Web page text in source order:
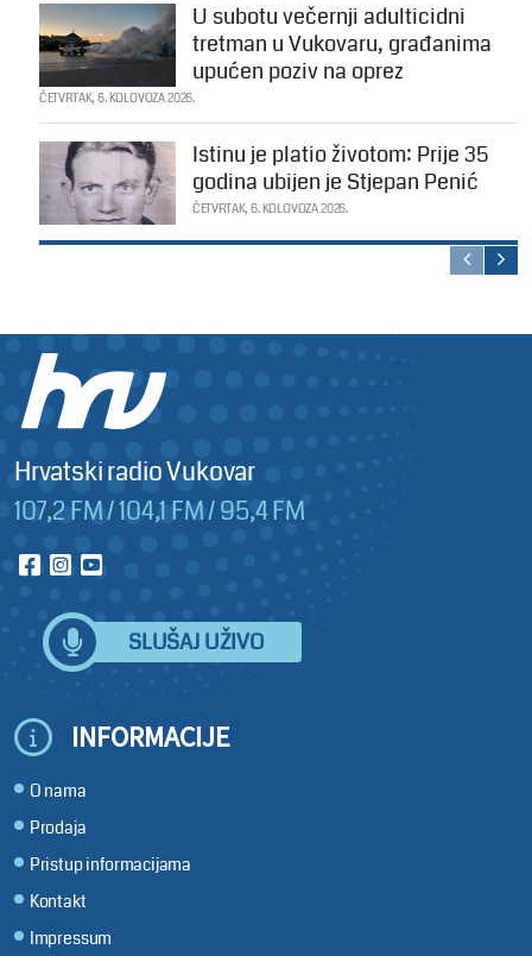
U subotu večernji adulticidni
tretman u Vukovaru, građanima
upućen poziv na oprez
ČETVRTAK, 6. KOLOVOZA 2026.
Istinu je platio životom: Prije 35
godina ubijen je Stjepan Penić
ČETVRTAK, 6. KOLOVOZA 2026.
Hrvatski radio Vukovar
107,2 FM / 104,1 FM / 95,4 FM
SLUŠAJ UŽIVO
INFORMACIJE
O nama
Prodaja
Pristup informacijama
Kontakt
Impressum